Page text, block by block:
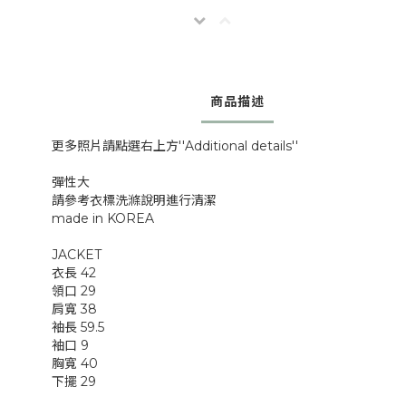
商品描述
更多照片請點選右上方''Additional details''
彈性大
請參考衣標洗滌說明進行清潔
made in KOREA
JACKET
衣長 42
領口 29
肩寬 38
袖長 59.5
袖口 9
胸寬 40
下擺 29